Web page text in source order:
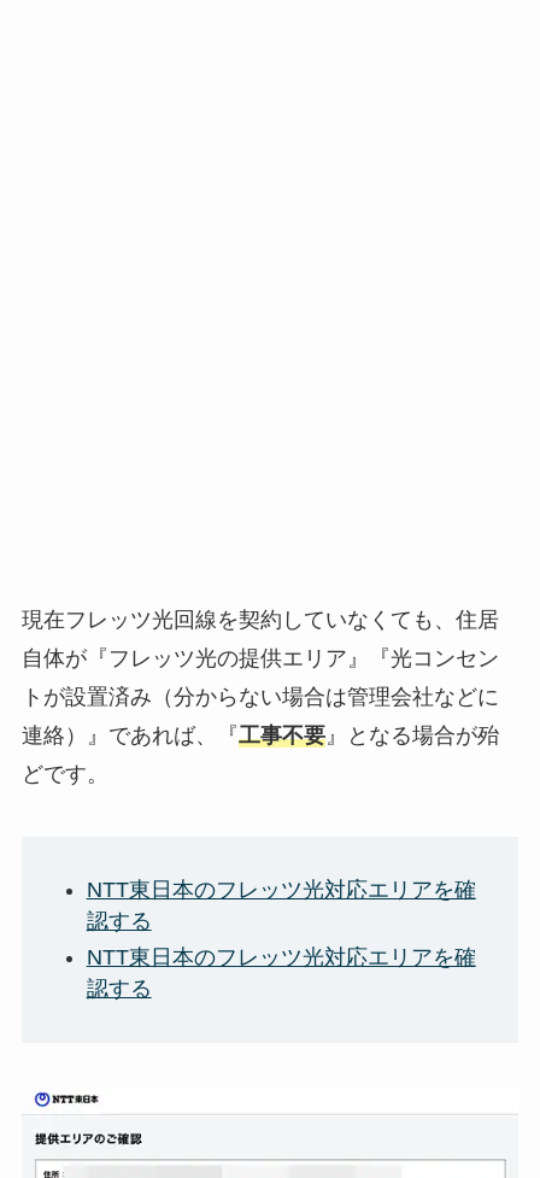
現在フレッツ光回線を契約していなくても、住居
自体が『フレッツ光の提供エリア』『光コンセン
トが設置済み（分からない場合は管理会社などに
連絡）』であれば、『工事不要』となる場合が殆
どです。
NTT東日本のフレッツ光対応エリアを確
認する
NTT東日本のフレッツ光対応エリアを確
認する